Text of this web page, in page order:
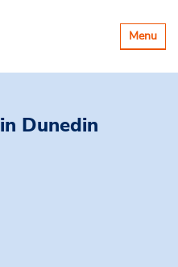
Basculer
la
Menu
in Dunedin